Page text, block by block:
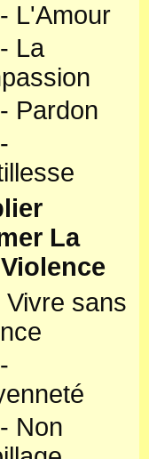
L'Amour
La
Pardon
La
Vivre sans
Non